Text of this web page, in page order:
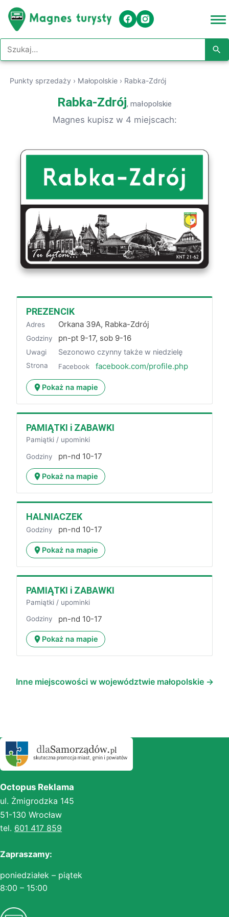
Szukaj w serwisie
Punkty sprzedaży › Małopolskie › Rabka-Zdrój
Rabka-Zdrój, małopolskie
Magnes kupisz w 4 miejscach:
PREZENCIK
Adres Orkana 39A, Rabka-Zdrój
Godziny pn-pt 9-17, sob 9-16
Uwagi Sezonowo czynny także w niedzielę
Strona Facebook facebook.com/profile.php
Pokaż na mapie
PAMIĄTKI i ZABAWKI
Pamiątki / upominki
Godziny pn-nd 10-17
Pokaż na mapie
HALNIACZEK
Godziny pn-nd 10-17
Pokaż na mapie
PAMIĄTKI i ZABAWKI
Pamiątki / upominki
Godziny pn-nd 10-17
Pokaż na mapie
Inne miejscowości w województwie małopolskie →
Octopus Reklama
ul. Żmigrodzka 145
51-130 Wrocław
tel. 601 417 859
Zapraszamy:
poniedziałek – piątek
8:00 – 15:00